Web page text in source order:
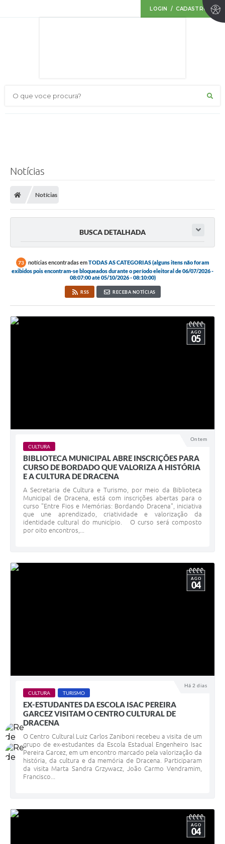
LOGIN / CADASTRO
O que voce procura?
Notícias
Notícias
BUSCA DETALHADA
73 notícias encontradas emTODAS AS CATEGORIAS (alguns itens não foram
exibidos pois encontram-se bloqueados durante o período eleitoral de 06/07/2026 -
08:07:00 até 05/10/2026 - 08:10:00)
RSS RECEBA NOTÍCIAS
Ontem
AGO
05
CULTURA
BIBLIOTECA MUNICIPAL ABRE INSCRIÇÕES PARA
CURSO DE BORDADO QUE VALORIZA A HISTÓRIA
E A CULTURA DE DRACENA
A Secretaria de Cultura e Turismo, por meio da Biblioteca
Municipal de Dracena, está com inscrições abertas para o
curso "Entre Fios e Memórias: Bordando Dracena", iniciativa
que une aprendizado, criatividade e valorização da
identidade cultural do município. O curso será composto
por oito encontros,...
Há 2 dias
AGO
04
CULTURA TURISMO
EX-ESTUDANTES DA ESCOLA ISAC PEREIRA
GARCEZ VISITAM O CENTRO CULTURAL DE
DRACENA
O Centro Cultural Luiz Carlos Zaniboni recebeu a visita de um
grupo de ex-estudantes da Escola Estadual Engenheiro Isac
Pereira Garcez, em um encontro marcado pela valorização da
história, da cultura e da memória de Dracena. Participaram
da visita Marta Sandra Grzywacz, João Carmo Vendramim,
Francisco...
AGO
04